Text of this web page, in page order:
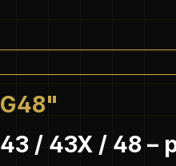
/ 43X / 48 –